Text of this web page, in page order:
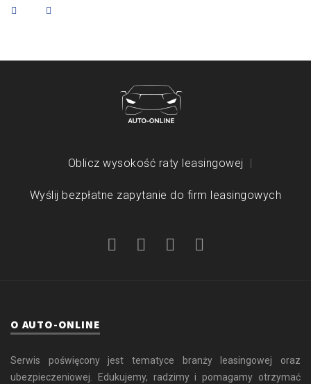
Oblicz wysokość raty leasingowej
Wyślij bezpłatne zapytanie do firm leasingowych
O AUTO-ONLINE
Serwis poświęcony jest tematyce branży leasingowej oraz
ubezpieczeniowej. Edukujemy, radzimy i pomagamy otrzymać